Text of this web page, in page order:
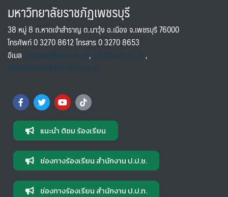
มหาวิทยาลัยราชภัฏเพชรบุรี
38 หมู่ 8 ถ.หาดเจ้าสำราญ ต.นาวุ้ง อ.เมือง จ.เพชรบุรี 76000
โทรศัพท์ 0 3270 8612 โทรสาร 0 3270 8653
อีเมล saraban@pbru.ac.th, info@pbru.ac.th,
international@mail.pbru.ac.th
แนะนำ ติชม ร้องเรียน
ช่องทางร้องเรียน สำนักงาน ป.ป.ช.
ช่องทางร้องเรียน สำนักงาน ป.ป.ท.